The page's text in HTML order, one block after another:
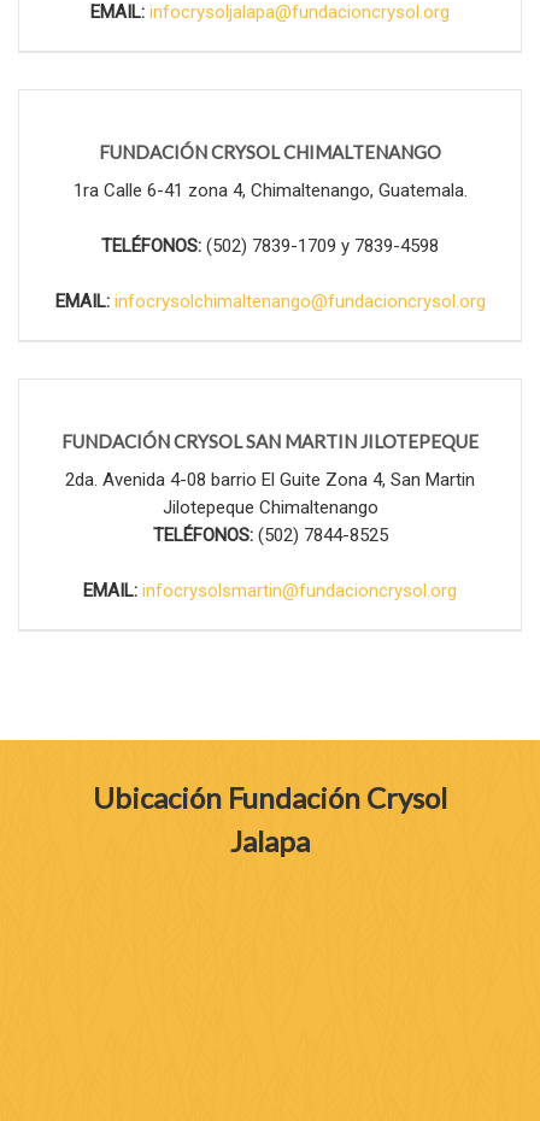
EMAIL: infocrysoljalapa@fundacioncrysol.org
FUNDACIÓN CRYSOL CHIMALTENANGO
1ra Calle 6-41 zona 4, Chimaltenango, Guatemala.
TELÉFONOS: (502) 7839-1709 y 7839-4598
EMAIL: infocrysolchimaltenango@fundacioncrysol.org
FUNDACIÓN CRYSOL SAN MARTIN JILOTEPEQUE
2da. Avenida 4-08 barrio El Guite Zona 4, San Martin
Jilotepeque Chimaltenango
TELÉFONOS:(502) 7844-8525
EMAIL: infocrysolsmartin@fundacioncrysol.org
Ubicación Fundación Crysol
Jalapa